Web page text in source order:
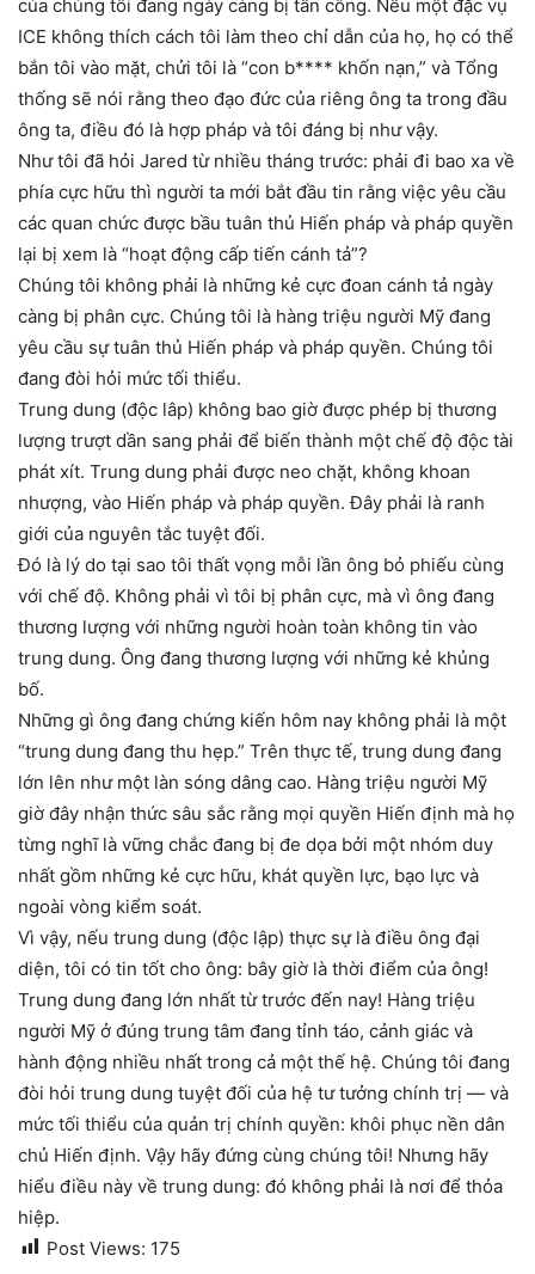
của chúng tôi đang ngày càng bị tấn công. Nếu một đặc vụ
ICE không thích cách tôi làm theo chỉ dẫn của họ, họ có thể
bắn tôi vào mặt, chửi tôi là “con b**** khốn nạn,” và Tổng
thống sẽ nói rằng theo đạo đức của riêng ông ta trong đầu
ông ta, điều đó là hợp pháp và tôi đáng bị như vậy.
Như tôi đã hỏi Jared từ nhiều tháng trước: phải đi bao xa về
phía cực hữu thì người ta mới bắt đầu tin rằng việc yêu cầu
các quan chức được bầu tuân thủ Hiến pháp và pháp quyền
lại bị xem là “hoạt động cấp tiến cánh tả”?
Chúng tôi không phải là những kẻ cực đoan cánh tả ngày
càng bị phân cực. Chúng tôi là hàng triệu người Mỹ đang
yêu cầu sự tuân thủ Hiến pháp và pháp quyền. Chúng tôi
đang đòi hỏi mức tối thiểu.
Trung dung (độc lâp) không bao giờ được phép bị thương
lượng trượt dần sang phải để biến thành một chế độ độc tài
phát xít. Trung dung phải được neo chặt, không khoan
nhượng, vào Hiến pháp và pháp quyền. Đây phải là ranh
giới của nguyên tắc tuyệt đối.
Đó là lý do tại sao tôi thất vọng mỗi lần ông bỏ phiếu cùng
với chế độ. Không phải vì tôi bị phân cực, mà vì ông đang
thương lượng với những người hoàn toàn không tin vào
trung dung. Ông đang thương lượng với những kẻ khủng
bố.
Những gì ông đang chứng kiến hôm nay không phải là một
“trung dung đang thu hẹp.” Trên thực tế, trung dung đang
lớn lên như một làn sóng dâng cao. Hàng triệu người Mỹ
giờ đây nhận thức sâu sắc rằng mọi quyền Hiến định mà họ
từng nghĩ là vững chắc đang bị đe dọa bởi một nhóm duy
nhất gồm những kẻ cực hữu, khát quyền lực, bạo lực và
ngoài vòng kiểm soát.
Vì vậy, nếu trung dung (độc lập) thực sự là điều ông đại
diện, tôi có tin tốt cho ông: bây giờ là thời điểm của ông!
Trung dung đang lớn nhất từ trước đến nay! Hàng triệu
người Mỹ ở đúng trung tâm đang tỉnh táo, cảnh giác và
hành động nhiều nhất trong cả một thế hệ. Chúng tôi đang
đòi hỏi trung dung tuyệt đối của hệ tư tưởng chính trị — và
mức tối thiểu của quản trị chính quyền: khôi phục nền dân
chủ Hiến định. Vậy hãy đứng cùng chúng tôi! Nhưng hãy
hiểu điều này về trung dung: đó không phải là nơi để thỏa
hiệp.
Post Views: 175